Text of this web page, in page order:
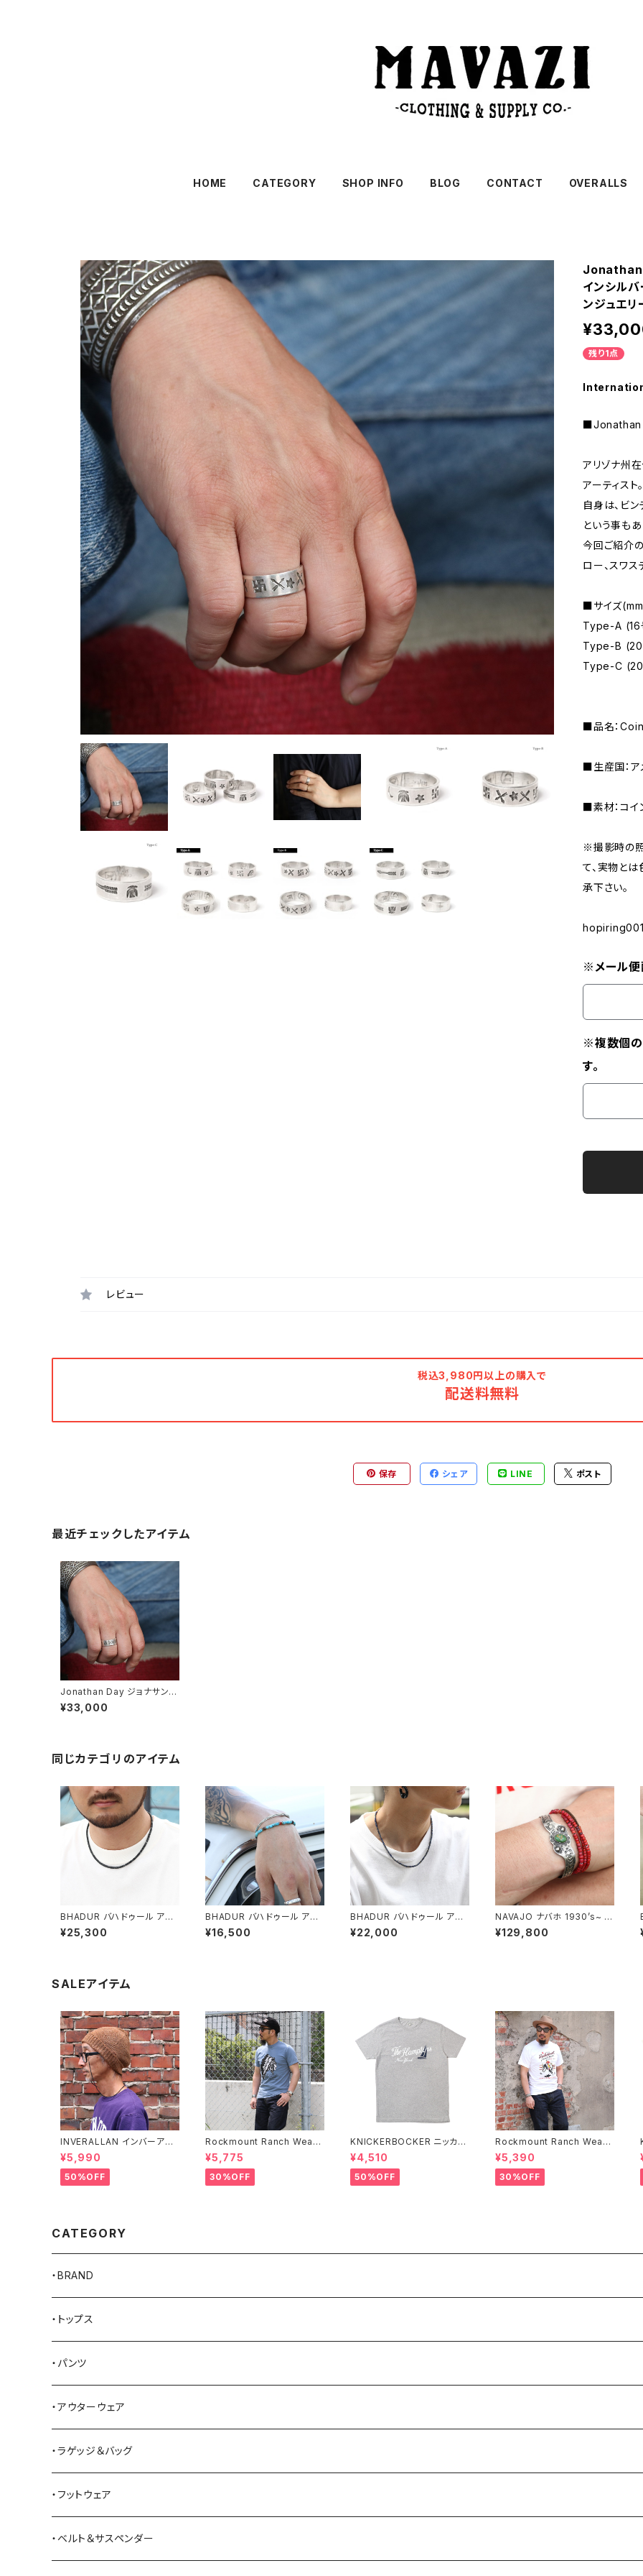
HOME CATEGORY SHOP INFO BLOG CONTACT OVERALLS
Jonathan
インシル
ンジュエリ
残り1点
■Jonathan
アリゾナ州
アーティスト。
自身は、ビ
という事も
今回ご紹介
ロー、スワ
■サイズ
Type-A (16
Type-B (20
Type-C (20
■品名：
■生産国：
■素材：コイ
※撮影時の
て、実物と
承下さい。
※メール便
※複数個の
す。
レビュー
税込3,980円以上の購入で
配送料無料
保存 シェア LINE ポスト
最近チェックしたアイテム
Jonathan Day ジョナサン・
デイ Coin Silver Ring コイ
ンシルバーリング リング 指輪
¥33,000
同じカテゴリのアイテム
BHADUR バハドゥール アン
ティークブラックビーズネック
レス #abn094 Black 日本
¥25,300
BHADUR バハドゥール アン
ティークターコイズ&アゲート
ビーズブレスレット #b130 日
¥16,500
BHADUR バハドゥール アン
ティークラピスビーズネックレ
ス #abn092 Lapis 日本製
¥22,000
NAVAJO ナバホ 1930’s~ Vi
ntage Navajo Snakes Ba
ngle シルバーバングル スネ
¥129,800
SALEアイテム
INVERALLAN インバーアラ
ン 100%ピュアウール ニット
キャップ 全8色
¥5,990
50%OFF
Rockmount Ranch Wear
ロックマウント ランチウェア C
hief Western T-Shirt 半袖
Tシャツ 全2色
¥5,775
30%OFF
KNICKERBOCKER ニッカー
ボッカー HEATHER GREY
ハンプトン Tシャツ
¥4,510
50%OFF
Rockmount Ranch Wear
ロックマウント ランチウェア R
ockmount Bronc Western
T-Shirt 半袖Tシャツ 全3色
¥5,390
30%OFF
CATEGORY
・BRAND
AKER
Alden
ALFONSO'S OF HOLLYWOOD LEATHER
All American Khakis
American Optical
ANDERSON BEAN BOOT CO.
・トップス
Tシャツ
シャツ
ベスト
セーター
スウェットシャツ
・パンツ
ジーンズ
ワークパンツ
オーバーオール
ミリタリーパンツ
・アウターウェア
コート
ジャケット
ベスト
・ラゲッジ＆バッグ
トートバッグ
ショルダーバッグ
・フットウェア
ブーツ
・ベルト＆サスペンダー